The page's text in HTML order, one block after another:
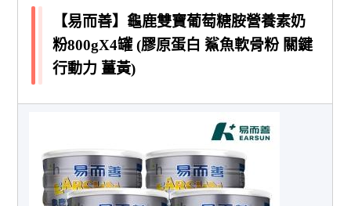
【易而善】龜鹿雙寶葡萄糖胺營養素奶
粉800gX4罐 (膠原蛋白 鯊魚軟骨粉 關鍵
行動力 薑黃)